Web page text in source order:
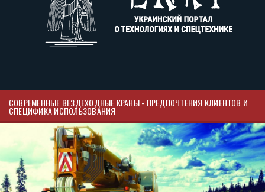
СОВРЕМЕННЫЕ ВЕЗДЕХОДНЫЕ КРАНЫ - ПРЕДПОЧТЕНИЯ КЛИЕНТОВ И
СПЕЦИФИКА ИСПОЛЬЗОВАНИЯ